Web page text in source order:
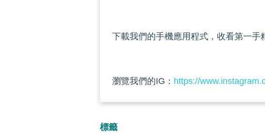
下載我們的手機應用程式，收看第一手
瀏覽我們的IG： https://
標籤